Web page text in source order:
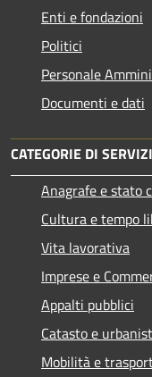
Enti e fondazioni
Politici
Personale
Documenti e dati
CATEGORIE DI
Anagrafe e stato
Cultura e tempo
Vita lavorativa
Imprese e
Appalti pubblici
Catasto e
Mobilità e